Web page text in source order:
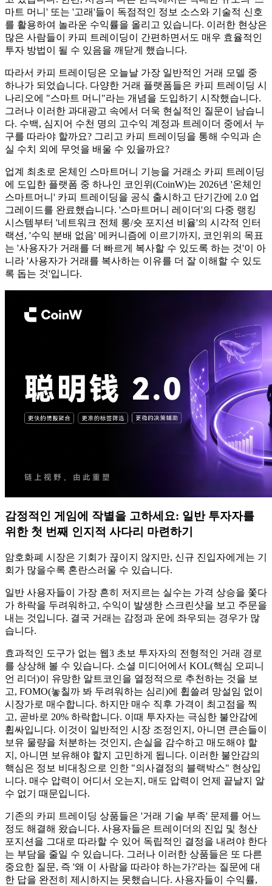
마트 머니' 또는 '고래'들이 독점적인 정보 소스와 기술적 신호
를 활용하여 놀라운 수익률을 올리고 있습니다. 이러한 현상은
많은 사람들이 카피 트레이딩이 간편하면서도 매우 효율적인
투자 방법이 될 수 있음을 깨닫게 했습니다.
따라서 카피 트레이딩은 오늘날 가장 일반적인 거래 모델 중
하나가 되었습니다. 다양한 거래 플랫폼들은 카피 트레이딩 시
나리오에 "스마트 머니"라는 개념을 도입하기 시작했습니다.
그러나 이러한 과대광고 속에서 더욱 현실적인 질문이 남습니
다. 수백, 심지어 수천 명의 고수익 계정과 트레이더 중에서 누
구를 따라야 할까요? 그리고 카피 트레이딩을 통해 수익과 손
실 수치 외에 무엇을 배울 수 있을까요?
업계 최초로 온체인 스마트머니 기능을 거래소 카피 트레이딩
에 도입한 플랫폼 중 하나인 코인위(CoinW)는 2026년 '온체인
스마트머니' 카피 트레이딩을 공식 출시하고 단기간에 2.0 업
그레이드를 완료했습니다. '스마트머니 레이더'의 다중 랭킹
시스템부터 '네트워크 전체 롱/숏 포지션 비율'의 시각적 인터
랙션, '수익 분배 없음' 메커니즘에 이르기까지, 코인위의 목표
는 '사용자가 거래를 더 빠르게 복사할 수 있도록 하는 것'이 아
니라 '사용자가 거래를 복사하는 이유를 더 잘 이해할 수 있도
록 돕는 것'입니다.
감정적인 게임에 작별을 고하세요: 일반 투자자를
위한 첫 번째 인지적 사다리 마련하기
암호화폐 시장은 기회가 끊이지 않지만, 신규 진입자에게는 기
회가 많을수록 혼란스러울 수 있습니다.
일반 사용자들이 가장 흔히 저지르는 실수는 가격 상승을 쫓다
가 하락을 두려워하고, 수익이 발생한 스크린샷을 보고 주문을
내는 것입니다. 결국 거래는 감정과 운에 좌우되는 경우가 많
습니다.
효과적인 도구가 없는 웹3 초보 투자자의 전형적인 거래 경로
를 상상해 볼 수 있습니다. 소셜 미디어에서 KOL(핵심 오피니
언 리더)이 유망한 알트코인을 열정적으로 추천하는 것을 보
고, FOMO(놓칠까 봐 두려워하는 심리)에 휩쓸려 망설임 없이
시장가로 매수합니다. 하지만 매수 직후 가격이 최고점을 찍
고, 곧바로 20% 하락합니다. 이때 투자자는 극심한 불안감에
휩싸입니다. 이것이 일반적인 시장 조정인지, 아니면 큰손들이
보유 물량을 처분하는 것인지, 손실을 감수하고 매도해야 할
지, 아니면 보유해야 할지 고민하게 됩니다. 이러한 불안감의
핵심은 정보 비대칭으로 인한 "의사결정의 블랙박스" 현상입
니다. 매수 압력이 어디서 오는지, 매도 압력이 언제 끝날지 알
수 없기 때문입니다.
기존의 카피 트레이딩 상품들은 '거래 기술 부족' 문제를 어느
정도 해결해 왔습니다. 사용자들은 트레이더의 진입 및 청산
포지션을 그대로 따라할 수 있어 독립적인 결정을 내려야 한다
는 부담을 줄일 수 있습니다. 그러나 이러한 상품들은 또 다른
중요한 질문, 즉 '왜 이 사람을 따라야 하는가?'라는 질문에 대
한 답을 완전히 제시하지는 못했습니다. 사용자들이 수익률,